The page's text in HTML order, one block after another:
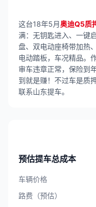
这台18年5月奥迪Q5质
满：无钥匙进入、一键
盘、双电动座椅带加热
电动踏板，车况精品。
审车违章正常，保险到
到就是赚！不过车是质
联系山东提车。
预估提车总成本
车辆价格
路费（预估）